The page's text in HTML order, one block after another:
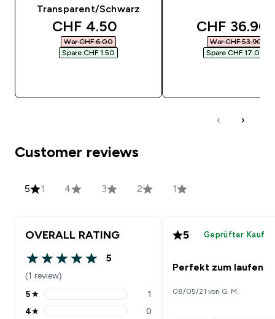
Transparent/Schwarz
discounted price
CHF 4.50‎
War CHF 6.00‎
Spare CHF 1.50‎
discounted
CHF 36.90‎
War CHF 53.90‎
Spare CHF 17.00‎
Customer reviews
5 1 4 3 2 1
OVERALL RATING
5 out of 5 stars
5
(1 review)
5 stars rating 1 reviews
5★ 1
4★ 0
5 Geprüfter Kauf
Perfekt zum laufen
08/05/21 von G. M.